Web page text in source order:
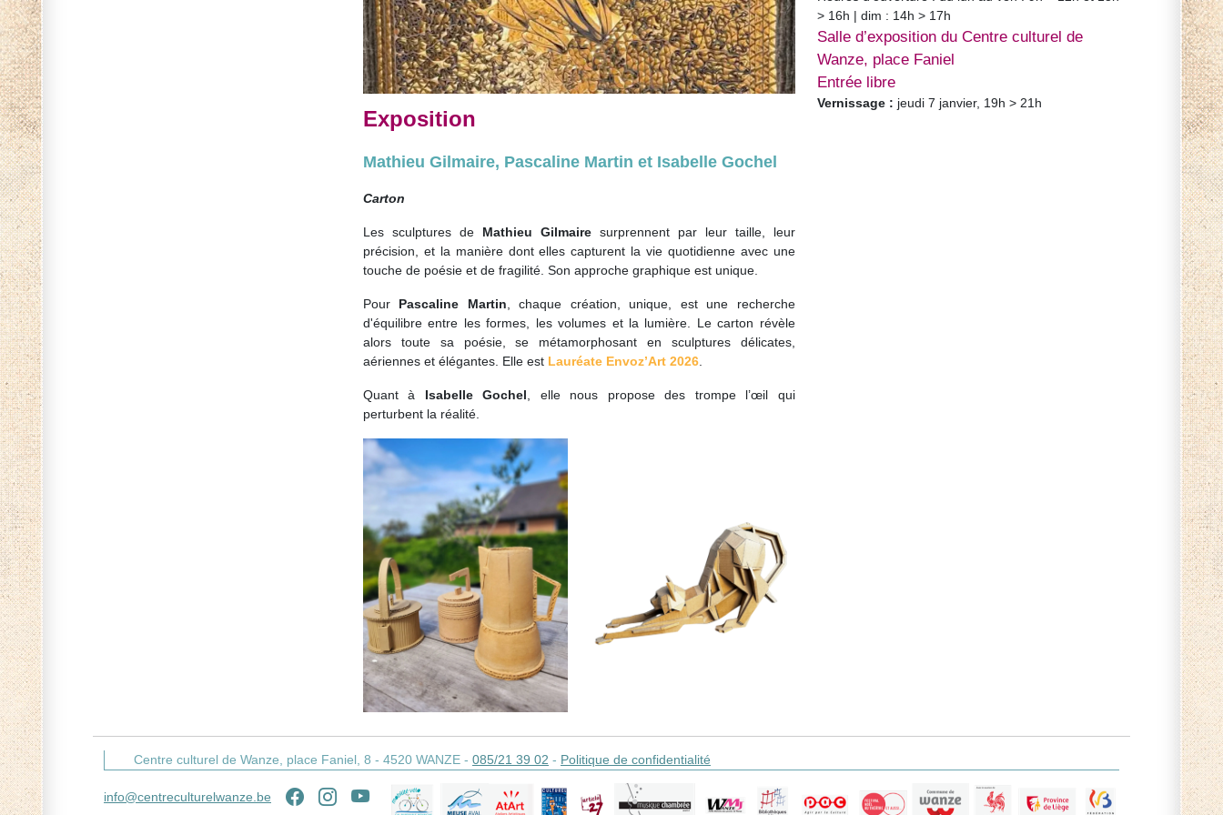
Exposition
Mathieu Gilmaire, Pascaline Martin et Isabelle Gochel
Carton
Les sculptures de Mathieu Gilmairesurprennent par leur taille, leur
précision, et la manière dont elles capturent la vie quotidienne avec une
touche de poésie et de fragilité. Son approche graphique est unique.
Pour Pascaline Martin, chaque création, unique, est une recherche
d'équilibre entre les formes, les volumes et la lumière. Le carton révèle
alors toute sa poésie, se métamorphosant en sculptures délicates,
aériennes et élégantes. Elle est Lauréate Envoz’Art 2026.
Quant à Isabelle Gochel, elle nous propose des trompe l’œil qui
perturbent la réalité.
> 16h | dim : 14h > 17h
Salle d’exposition du Centre culturel de
Wanze, place Faniel
Entrée libre
Vernissage : jeudi 7 janvier, 19h > 21h
Centre culturel de Wanze, place Faniel, 8 - 4520 WANZE - 085/21 39 02 - Politique de confidentialité
info@centreculturelwanze.be